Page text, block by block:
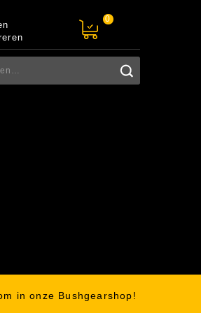
0
in onze Bushgearshop!